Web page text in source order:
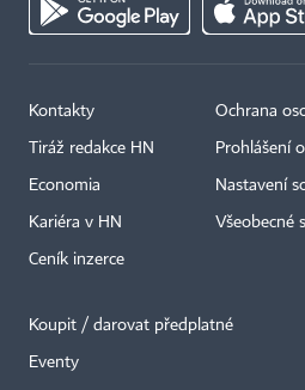
Kontakty
Tiráž redakce HN
Economia
Kariéra v HN
Ceník inzerce
Ochrana
Prohlášení
Nastavení
Všeobecné
Koupit / darovat předplatné
Eventy